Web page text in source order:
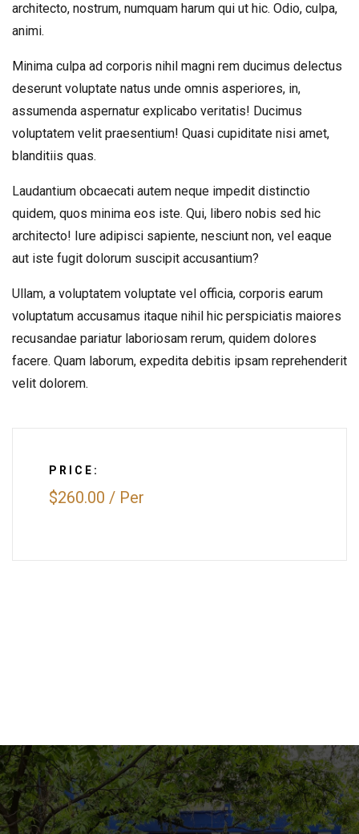
architecto, nostrum, numquam harum qui ut hic. Odio, culpa,
animi.
Minima culpa ad corporis nihil magni rem ducimus delectus
deserunt voluptate natus unde omnis asperiores, in,
assumenda aspernatur explicabo veritatis! Ducimus
voluptatem velit praesentium! Quasi cupiditate nisi amet,
blanditiis quas.
Laudantium obcaecati autem neque impedit distinctio
quidem, quos minima eos iste. Qui, libero nobis sed hic
architecto! Iure adipisci sapiente, nesciunt non, vel eaque
aut iste fugit dolorum suscipit accusantium?
Ullam, a voluptatem voluptate vel officia, corporis earum
voluptatum accusamus itaque nihil hic perspiciatis maiores
recusandae pariatur laboriosam rerum, quidem dolores
facere. Quam laborum, expedita debitis ipsam reprehenderit
velit dolorem.
PRICE:
$260.00 / Per